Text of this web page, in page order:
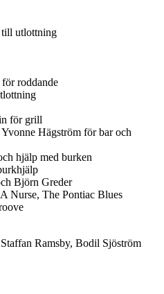
till utlottning
roddande
för grill
Hägström för bar och
hjälp med burken
Björn Greder
Nurse, The Pontiac Blues
Ramsby, Bodil Sjöström